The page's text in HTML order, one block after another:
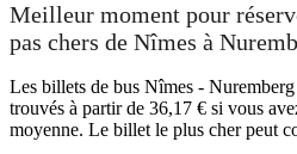
Meilleur moment pour
pas chers de Nîmes à
Les billets de bus Nîmes -
trouvés à partir de 36,17 € si vous
moyenne. Le billet le plus cher peut